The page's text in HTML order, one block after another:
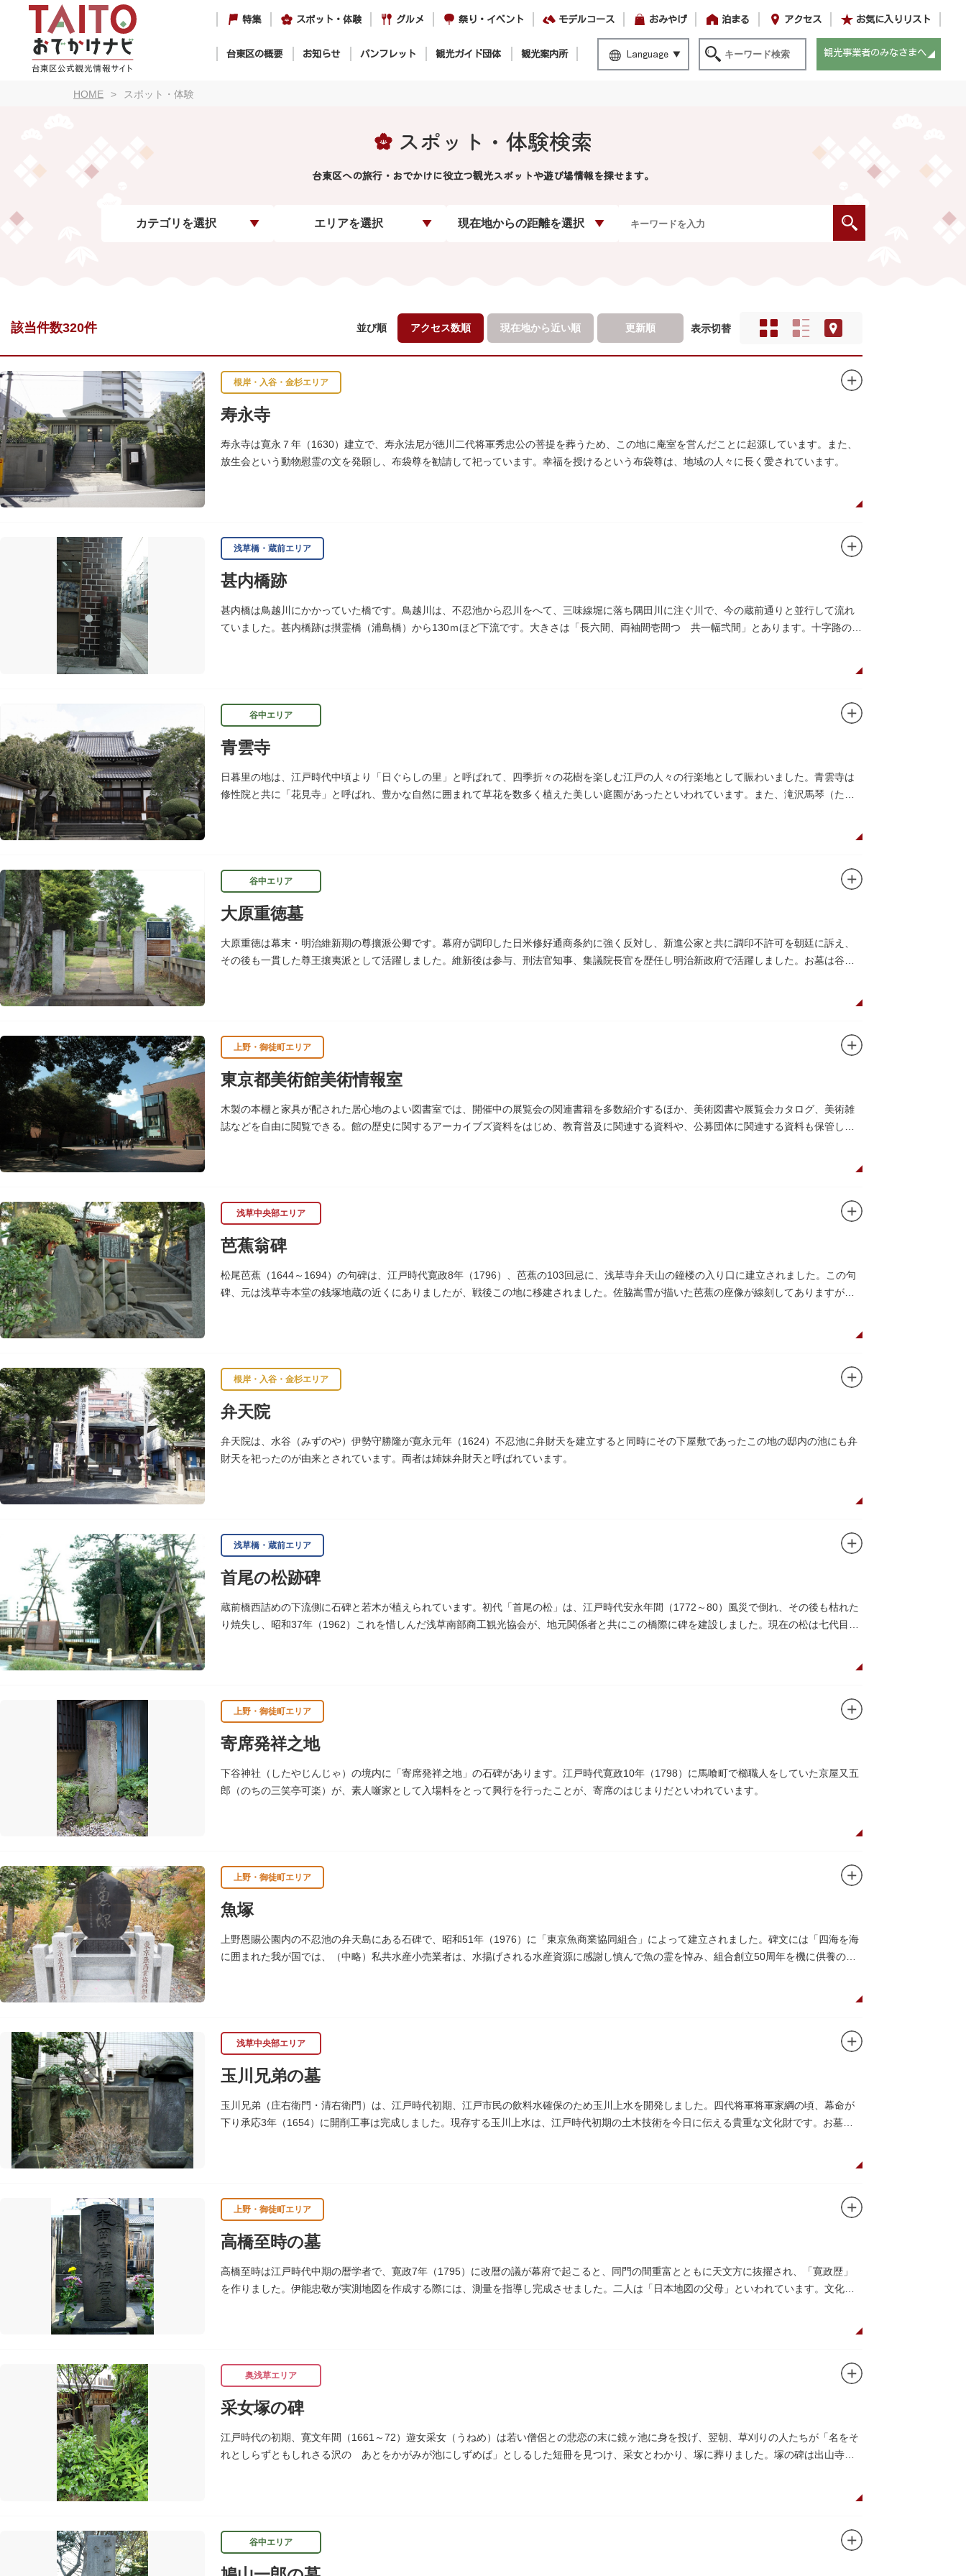
特集 スポット・体験 グルメ 祭り・イベント モデルコース おみやげ 泊まる アクセス お気に入りリスト
台東区の概要 お知らせ パンフレット 観光ガイド団体 観光案内所 Language 観光事業者のみなさまへ
HOME スポット・体験
スポット・体験検索
台東区への旅行・おでかけに役立つ観光スポットや遊び場情報を探せます。
カテゴリを選択 エリアを選択 現在地からの距離を選択
該当件数320件 並び順 アクセス数順 現在地から近い順 更新順 表示切替
根岸・入谷・金杉エリア
寿永寺
寿永寺は寛永７年（1630）建立で、寿永法尼が徳川二代将軍秀忠公の菩提を葬うため、この地に庵室を営んだことに起源しています。また、
放生会という動物慰霊の文を発願し、布袋尊を勧請して祀っています。幸福を授けるという布袋尊は、地域の人々に長く愛されています。
浅草橋・蔵前エリア
甚内橋跡
甚内橋は鳥越川にかかっていた橋です。鳥越川は、不忍池から忍川をへて、三味線堀に落ち隅田川に注ぐ川で、今の蔵前通りと並行して流れ
ていました。甚内橋跡は攅霊橋（浦島橋）から130ｍほど下流です。大きさは「長六間、両袖間壱間つゞ共一幅弐間」とあります。十字路の東
谷中エリア
青雲寺
日暮里の地は、江戸時代中頃より「日ぐらしの里」と呼ばれて、四季折々の花樹を楽しむ江戸の人々の行楽地として賑わいました。青雲寺は
修性院と共に「花見寺」と呼ばれ、豊かな自然に囲まれて草花を数多く植えた美しい庭園があったといわれています。また、滝沢馬琴（たき
谷中エリア
大原重徳墓
大原重徳は幕末・明治維新期の尊攘派公卿です。幕府が調印した日米修好通商条約に強く反対し、新進公家と共に調印不許可を朝廷に訴え、
その後も一貫した尊王攘夷派として活躍しました。維新後は参与、刑法官知事、集議院長官を歴任し明治新政府で活躍しました。お墓は谷中
上野・御徒町エリア
東京都美術館美術情報室
木製の本棚と家具が配された居心地のよい図書室では、開催中の展覧会の関連書籍を多数紹介するほか、美術図書や展覧会カタログ、美術雑
誌などを自由に閲覧できる。館の歴史に関するアーカイブズ資料をはじめ、教育普及に関連する資料や、公募団体に関連する資料も保管して
浅草中央部エリア
芭蕉翁碑
松尾芭蕉（1644～1694）の句碑は、江戸時代寛政8年（1796）、芭蕉の103回忌に、浅草寺弁天山の鐘楼の入り口に建立されました。この句
碑、元は浅草寺本堂の銭塚地蔵の近くにありましたが、戦後この地に移建されました。佐脇嵩雪が描いた芭蕉の座像が線刻してありますが、
根岸・入谷・金杉エリア
弁天院
弁天院は、水谷（みずのや）伊勢守勝隆が寛永元年（1624）不忍池に弁財天を建立すると同時にその下屋敷であったこの地の邸内の池にも弁
財天を祀ったのが由来とされています。両者は姉妹弁財天と呼ばれています。
浅草橋・蔵前エリア
首尾の松跡碑
蔵前橋西詰めの下流側に石碑と若木が植えられています。初代「首尾の松」は、江戸時代安永年間（1772～80）風災で倒れ、その後も枯れた
り焼失し、昭和37年（1962）これを惜しんだ浅草南部商工観光協会が、地元関係者と共にこの橋際に碑を建設しました。現在の松は七代目と
上野・御徒町エリア
寄席発祥之地
下谷神社（したやじんじゃ）の境内に「寄席発祥之地」の石碑があります。江戸時代寛政10年（1798）に馬喰町で櫛職人をしていた京屋又五
郎（のちの三笑亭可楽）が、素人噺家として入場料をとって興行を行ったことが、寄席のはじまりだといわれています。
上野・御徒町エリア
魚塚
上野恩賜公園内の不忍池の弁天島にある石碑で、昭和51年（1976）に「東京魚商業協同組合」によって建立されました。碑文には「四海を海
に囲まれた我が国では、（中略）私共水産小売業者は、水揚げされる水産資源に感謝し慎んで魚の霊を悼み、組合創立50周年を機に供養のた
浅草中央部エリア
玉川兄弟の墓
玉川兄弟（庄右衛門・清右衛門）は、江戸時代初期、江戸市民の飲料水確保のため玉川上水を開発しました。四代将軍将軍家綱の頃、幕命が
下り承応3年（1654）に開削工事は完成しました。現存する玉川上水は、江戸時代初期の土木技術を今日に伝える貴重な文化財です。お墓は
上野・御徒町エリア
高橋至時の墓
高橋至時は江戸時代中期の暦学者で、寛政7年（1795）に改暦の議が幕府で起こると、同門の間重富とともに天文方に抜擢され、「寛政歴」
を作りました。伊能忠敬が実測地図を作成する際には、測量を指導し完成させました。二人は「日本地図の父母」といわれています。文化元
奥浅草エリア
采女塚の碑
江戸時代の初期、寛文年間（1661～72）遊女采女（うねめ）は若い僧侶との悲恋の末に鏡ヶ池に身を投げ、翌朝、草刈りの人たちが「名をそ
れとしらずともしれさる沢の あとをかがみが池にしずめば」としるした短冊を見つけ、采女とわかり、塚に葬りました。塚の碑は出山寺
谷中エリア